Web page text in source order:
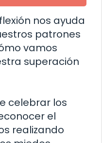
nos ayuda
patrones
vamos
superación
celebrar los
el
realizando